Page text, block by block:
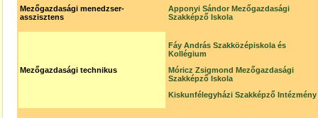
Mezőgazdasági menedzser-
asszisztens
Apponyi Sándor Mezőgazdasági
Szakképző Iskola
Mezőgazdasági technikus
Fáy András Szakközépiskola és
Kollégium
Móricz Zsigmond Mezőgazdasági
Szakképző Iskola
Kiskunfélegyházi Szakképző Intézmény